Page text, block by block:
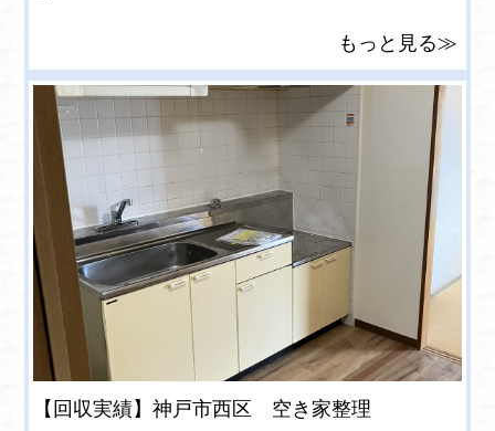
もっと見る≫
【回収実績】神戸市西区 空き家整理